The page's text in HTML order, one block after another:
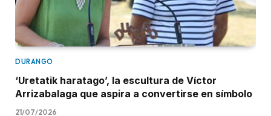
DURANGO
‘Uretatik haratago’, la escultura de Víctor
Arrizabalaga que aspira a convertirse en símbolo
21/07/2026